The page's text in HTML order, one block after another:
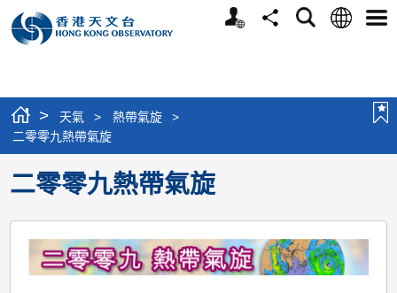
個
分
搜
語
選
> 天氣 > 熱帶氣旋
>
二零零九熱帶氣旋
二零零九熱帶氣旋